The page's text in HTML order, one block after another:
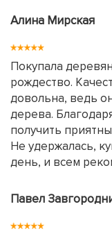
Алина Мирская
Покупала
рождество.
довольна, ведь
дерева.
получить
Не удержалась,
день, и всем
Павел